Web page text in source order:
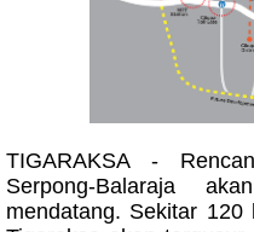
TIGARAKSA -
Serpong-Balaraja
mendatang. Sekitar